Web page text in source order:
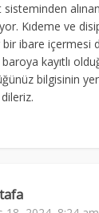
Kıdeme ve
ibare içermesi
kayıtlı
bilgisinin